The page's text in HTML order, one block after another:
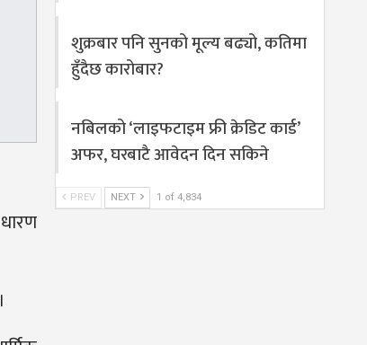
शुक्रबार पनि सुनको मूल्य बढ्यो, कतिमा
हुँदैछ कारोबार?
नबिलको ‘लाइफटाइम फ्री क्रेडिट कार्ड’
अफर, घरबाटै आवेदन दिन सकिने
PREV NEXT 1 of 4,834